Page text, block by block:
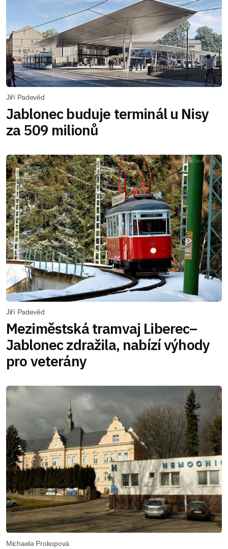
Jiří Padevěd
Jablonec buduje terminál u Nisy
za 509 milionů
Jiří Padevěd
Meziměstská tramvaj Liberec–
Jablonec zdražila, nabízí výhody
pro veterány
Michaela Prokopová